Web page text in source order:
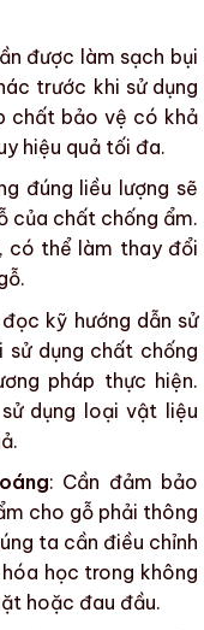
được làm sạch bụi
trước khi sử dụng
chất bảo vệ có khả
hiệu quả tối đa.
đúng liều lượng sẽ
của chất chống ẩm.
có thể làm thay đổi
kỹ hướng dẫn sử
sử dụng chất chống
pháp thực hiện.
dụng loại vật liệu
: Cần đảm bảo
cho gỗphải thông
ta cần điều chỉnh
học trong không
hoặc đau đầu.